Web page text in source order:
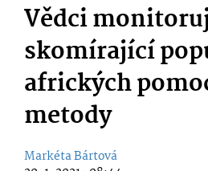
Vědci
skomírající
afrických
metody
Markéta Bártová